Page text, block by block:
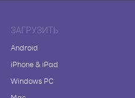
ЗАГРУЗИТЬ
Android
iPhone & iPad
Windows PC